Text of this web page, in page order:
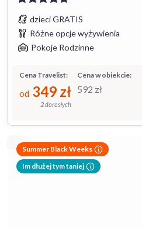
dzieci GRATIS
Różne opcje wyżywienia
Pokoje Rodzinne
Cena w obiekcie:
592 zł
Cena Travelist:
od 349 zł
2 dorosłych
Summer Black Weeks
Im dłużej tym taniej